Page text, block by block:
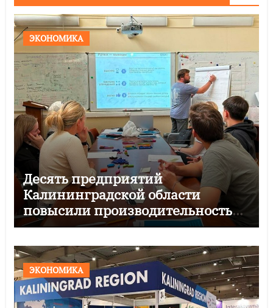
ЭКОНОМИКА
Десять предприятий
Калининградской области
повысили производительность
по нацпроекту
ЭКОНОМИКА